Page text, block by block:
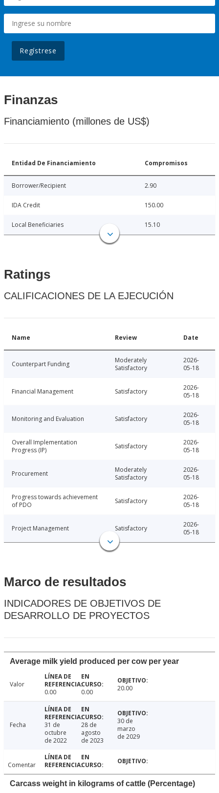
Regístrese
Finanzas
Financiamiento (millones de US$)
Entidad De Financiamiento Compromisos
Borrower/Recipient 2.90
IDA Credit 150.00
Local Beneficiaries 15.10
Ratings
CALIFICACIONES DE LA EJECUCIÓN
Name Review Date
Counterpart Funding
Moderately
Satisfactory
2026-
05-18
Financial Management Satisfactory
2026-
05-18
Monitoring and Evaluation Satisfactory
2026-
05-18
Overall Implementation
Progress (IP)
Satisfactory
2026-
05-18
Procurement
Moderately
Satisfactory
2026-
05-18
Progress towards achievement
of PDO
Satisfactory
2026-
05-18
Project Management Satisfactory
2026-
05-18
Marco de resultados
INDICADORES DE OBJETIVOS DE
DESARROLLO DE PROYECTOS
Average milk yield produced per cow per year
Valor
0.00
0.00 20.00
Fecha
31 de
octubre
de 2022
28 de
agosto
de 2023
30 de
marzo
de 2029
Comentar
Carcass weight in kilograms of cattle (Percentage)